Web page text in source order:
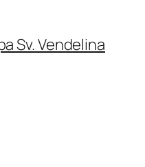
Sv. Vendelina